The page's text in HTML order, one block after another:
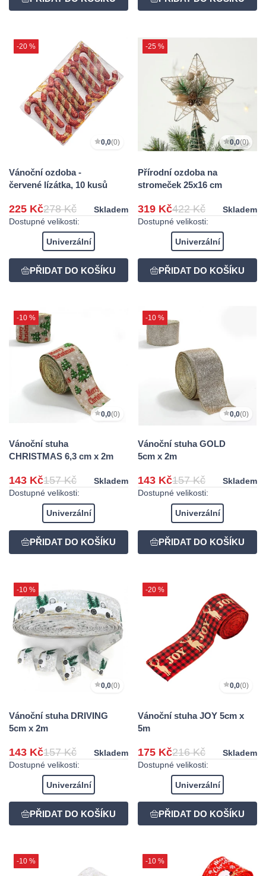
-20 %
0,0(0)
Vánoční ozdoba -
červené lízátka, 10 kusů
225 Kč278 Kč
Skladem
Dostupné velikosti:
Univerzální
-25 %
0,0(0)
Přírodní ozdoba na
stromeček 25x16 cm
319 Kč422 Kč
Skladem
Dostupné velikosti:
Univerzální
-10 %
0,0(0)
Vánoční stuha
CHRISTMAS 6,3 cm x 2m
143 Kč157 Kč
Skladem
Dostupné velikosti:
Univerzální
-10 %
0,0(0)
Vánoční stuha GOLD
5cm x 2m
143 Kč157 Kč
Skladem
Dostupné velikosti:
Univerzální
-10 %
0,0(0)
Vánoční stuha DRIVING
5cm x 2m
143 Kč157 Kč
Skladem
Dostupné velikosti:
Univerzální
-20 %
0,0(0)
Vánoční stuha JOY 5cm x
5m
175 Kč216 Kč
Skladem
Dostupné velikosti:
Univerzální
-10 % -10 %